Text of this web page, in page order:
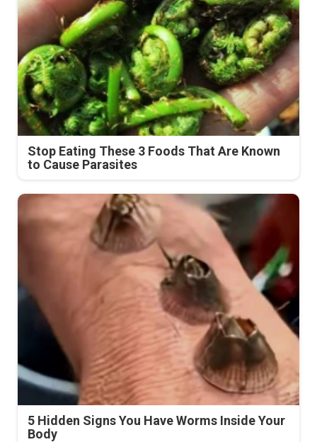
Stop Eating These 3 Foods That Are Known
to Cause Parasites
5 Hidden Signs You Have Worms Inside Your
Body